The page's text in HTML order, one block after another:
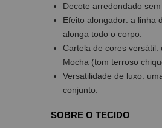
Decote arredondado
Efeito alongador: a linha
alonga todo o corpo.
Cartela de cores
Mocha (tom terroso
Versatilidade de luxo:
conjunto.
SOBRE O TECIDO